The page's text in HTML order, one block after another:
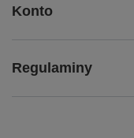
Konto
Regulaminy